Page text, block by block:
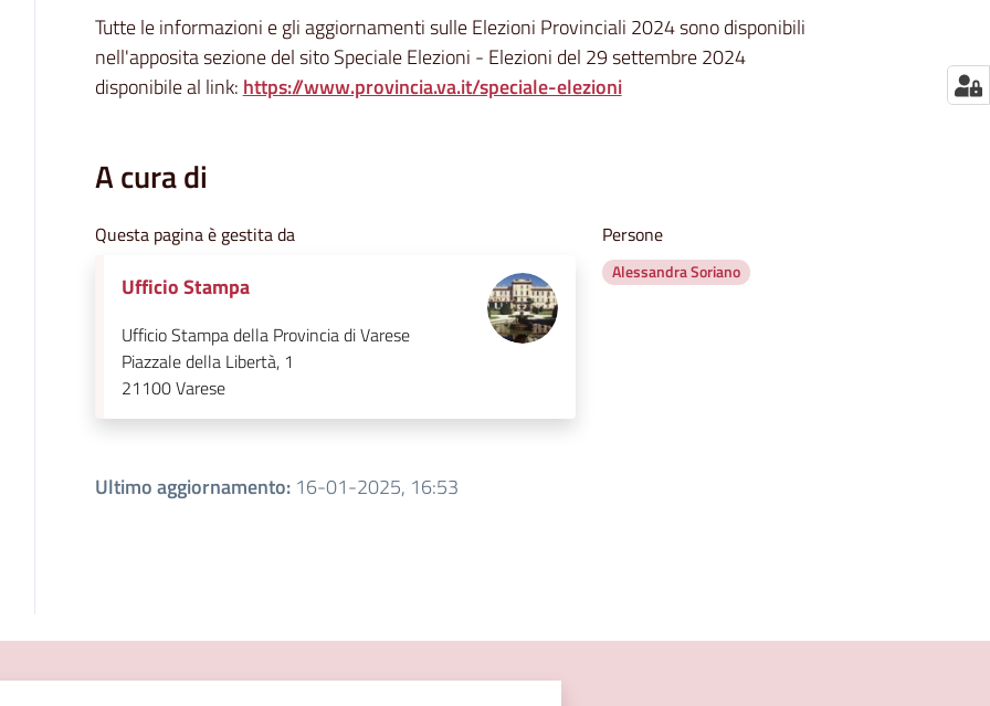
Tutte le informazioni e gli aggiornamenti sulle Elezioni Provinciali 2024 sono disponibili
nell'apposita sezione del sito Speciale Elezioni - Elezioni del 29 settembre 2024
disponibile al link: https://www.provincia.va.it/speciale-elezioni
A cura di
Questa pagina è gestita da
Ufficio Stampa
Ufficio Stampa della Provincia di Varese
Piazzale della Libertà, 1
21100Varese
Persone
Alessandra Soriano
Ultimo aggiornamento: 16-01-2025, 16:53